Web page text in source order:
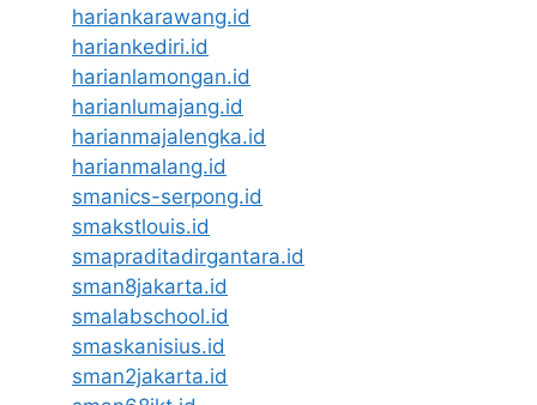
hariankarawang.id
hariankediri.id
harianlamongan.id
harianlumajang.id
harianmajalengka.id
harianmalang.id
smanics-serpong.id
smakstlouis.id
smapraditadirgantara.id
sman8jakarta.id
smalabschool.id
smaskanisius.id
sman2jakarta.id